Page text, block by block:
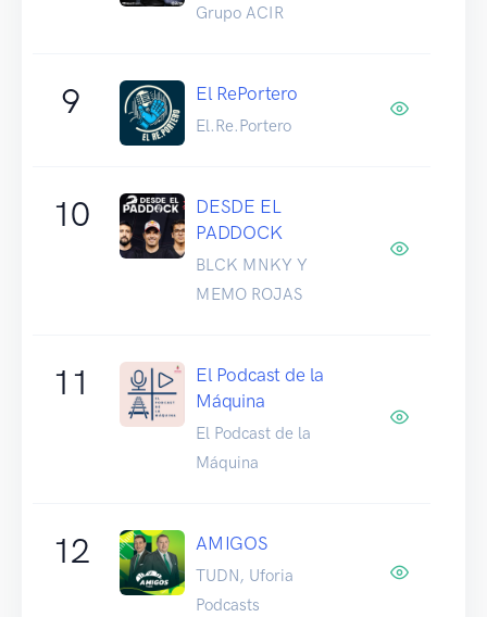
Grupo ACIR
9 El RePortero
El.Re.Portero
10
DESDE EL
PADDOCK
BLCK MNKY Y
MEMO ROJAS
11
El Podcast de la
Máquina
El Podcast de la
Máquina
12 AMIGOS
TUDN, Uforia
Podcasts